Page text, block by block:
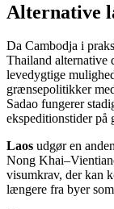
Alternative
Da Cambodja i
Thailand alternative
levedygtige
grænsepolitikker
Sadao fungerer
ekspeditionstider på
Laos udgør en
Nong
visumkrav, der kan
længere fra byer